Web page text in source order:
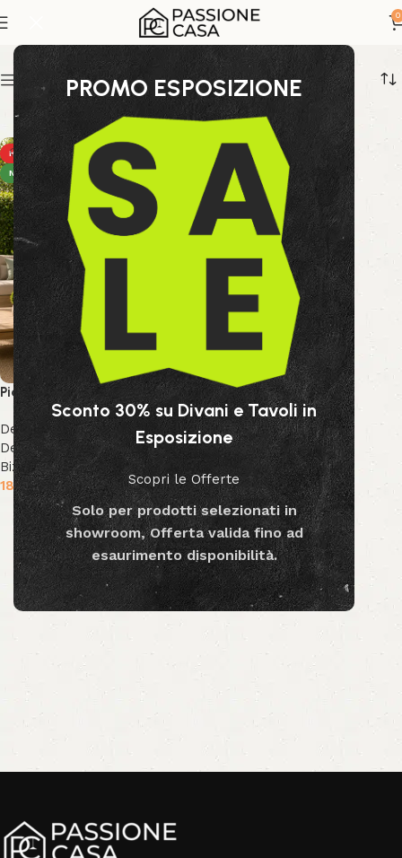
PROMO ESPOSIZIONE
Sconto 30% su Divani e Tavoli in
Esposizione
Scopri le Offerte
Solo per prodotti selezionati in
showroom, Offerta valida fino ad
esaurimento disponibilità.
0
tropicale
Show sidebar
HOT
NEW
Pianta Palma Cycas 120 cm
Decor & Accessori
Piante
Decorative ,
Collezione
Bizzotto, Collezione Decor
189.99
€
Aggiungi al carrello